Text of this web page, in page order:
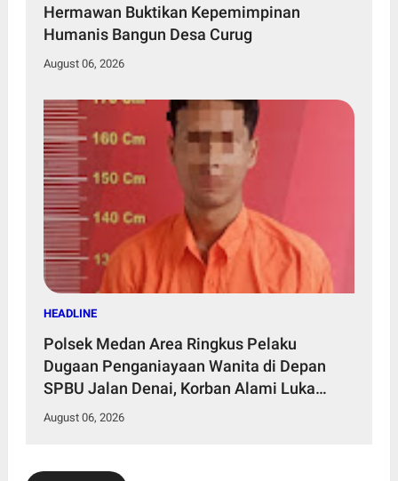
Hermawan Buktikan Kepemimpinan
Humanis Bangun Desa Curug
August 06, 2026
HEADLINE
Polsek Medan Area Ringkus Pelaku
Dugaan Penganiayaan Wanita di Depan
SPBU Jalan Denai, Korban Alami Luka
Memar
August 06, 2026